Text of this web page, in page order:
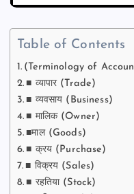
Table of Contents
(Terminology of
■ व्यापार (Trade)
■ व्यवसाय (Business)
■ मालिक (Owner)
■माल (Goods)
■ क्रय (Purchase)
■ विक्रय (Sales)
■ रहतिया (Stock)